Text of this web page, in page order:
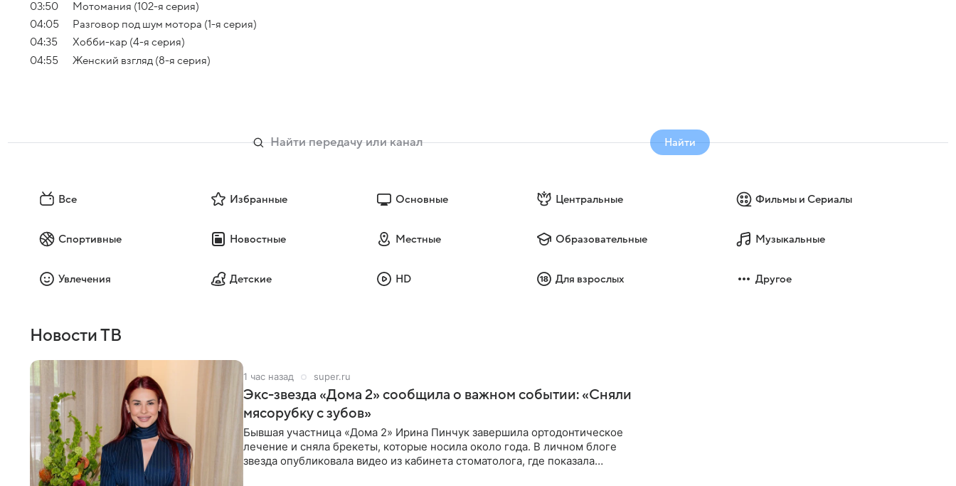
03:50
Мотомания (102-я серия)
04:05
Разговор под шум мотора (1-я серия)
04:35
Хобби-кар (4-я серия)
04:55
Женский взгляд (8-я серия)
Найти
Все Избранные Основные Центральные Фильмы и Сериалы
Спортивные Новостные Местные Образовательные Музыкальные
Увлечения Детские HD Для взрослых Другое
Новости ТВ
1 час назад super.ru
Экс-звезда «Дома 2» сообщила о важном событии: «Сняли
мясорубку с зубов»
Бывшая участница «Дома 2» Ирина Пинчук завершила ортодонтическое
лечение и сняла брекеты, которые носила около года. В личном блоге
звезда опубликовала видео из кабинета стоматолога, где показала